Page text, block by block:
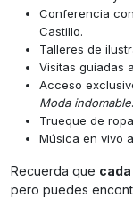
Conferencia
Castillo.
Talleres de
Visitas guiadas
Acceso
Moda indomable.
Trueque de
Música en vivo
Recuerda que
pero puedes